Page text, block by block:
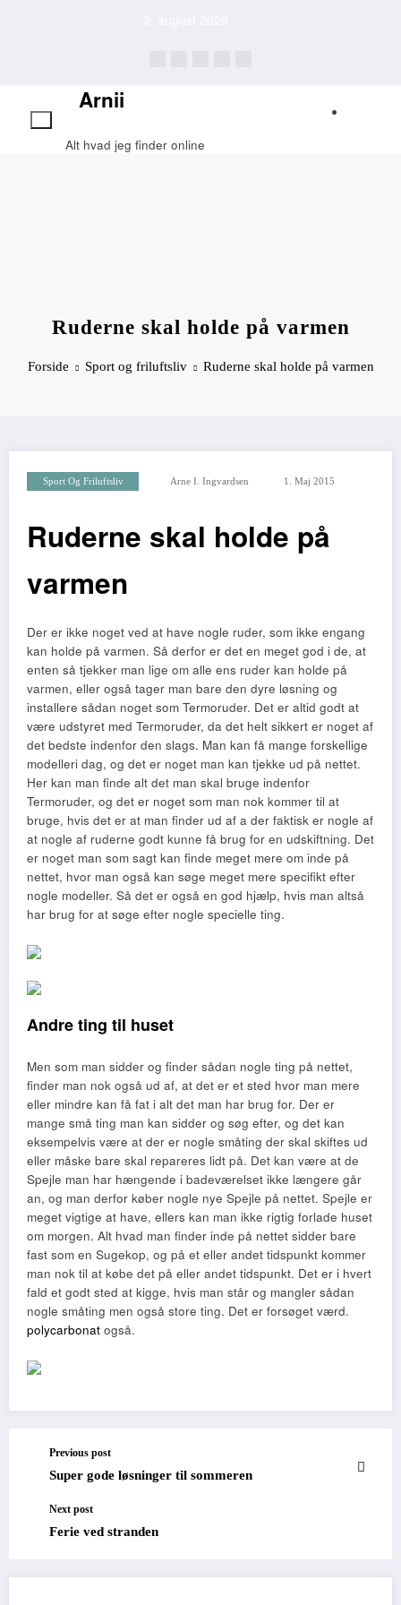
Arnii
Alt hvad jeg finder online
Ruderne skal holde på varmen
Forside Sport og friluftsliv Ruderne skal holde på varmen
Sport Og Friluftsliv Arne I. Ingvardsen 1. Maj 2015
Ruderne skal holde på
varmen
Der er ikke noget ved at have nogle ruder, som ikke engang
kan holde på varmen. Så derfor er det en meget god i de, at
enten så tjekker man lige om alle ens ruder kan holde på
varmen, eller også tager man bare den dyre løsning og
installere sådan noget som Termoruder. Det er altid godt at
være udstyret med Termoruder, da det helt sikkert er noget af
det bedste indenfor den slags. Man kan få mange forskellige
modelleri dag, og det er noget man kan tjekke ud på nettet.
Her kan man finde alt det man skal bruge indenfor
Termoruder, og det er noget som man nok kommer til at
bruge, hvis det er at man finder ud af a der faktisk er nogle af
at nogle af ruderne godt kunne få brug for en udskiftning. Det
er noget man som sagt kan finde meget mere om inde på
nettet, hvor man også kan søge meget mere specifikt efter
nogle modeller. Så det er også en god hjælp, hvis man altså
har brug for at søge efter nogle specielle ting.
Andre ting til huset
Men som man sidder og finder sådan nogle ting på nettet,
finder man nok også ud af, at det er et sted hvor man mere
eller mindre kan få fat i alt det man har brug for. Der er
mange små ting man kan sidder og søg efter, og det kan
eksempelvis være at der er nogle småting der skal skiftes ud
eller måske bare skal repareres lidt på. Det kan være at de
Spejle man har hængende i badeværelset ikke længere går
an, og man derfor køber nogle nye Spejle på nettet. Spejle er
meget vigtige at have, ellers kan man ikke rigtig forlade huset
om morgen. Alt hvad man finder inde på nettet sidder bare
fast som en Sugekop, og på et eller andet tidspunkt kommer
man nok til at købe det på eller andet tidspunkt. Det er i hvert
fald et godt sted at kigge, hvis man står og mangler sådan
nogle småting men også store ting. Det er forsøget værd.
polycarbonat også.
Previous post
Super gode løsninger til sommeren
Next post
Ferie ved stranden